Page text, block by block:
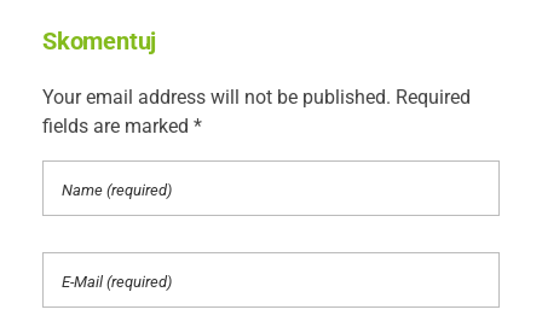
Skomentuj
Your email address will not be published. Required
fields are marked *